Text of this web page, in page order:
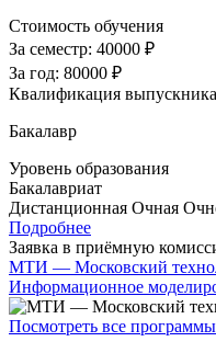
Стоимость обучения
За семестр: 40000 ₽
За год: 80000 ₽
Квалификация выпускника
Бакалавр
Уровень образования
Бакалавриат
Дистанционная Очная
Подробнее
Заявка в приёмную
МТИ — Московский
Информационное
Посмотреть все